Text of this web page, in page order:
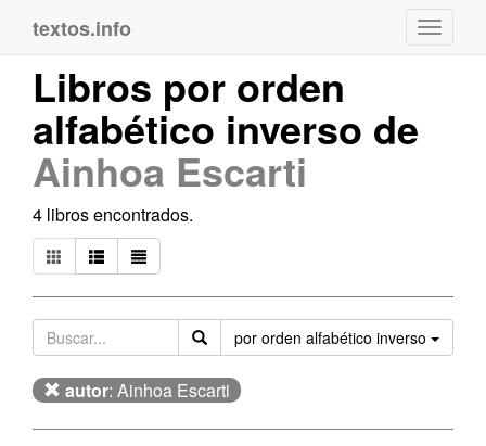
textos.info
Libros por orden
alfabético inverso de
Ainhoa Escarti
4 libros encontrados.
por orden alfabético inverso
autor: Ainhoa Escarti